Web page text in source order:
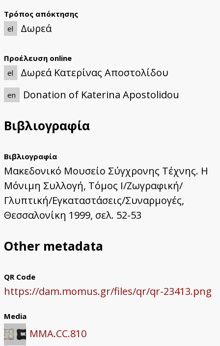
Τρόπος απόκτησης
el
Δωρεά
Προέλευση online
el
Δωρεά Κατερίνας Αποστολίδου
en Donation of Katerina Apostolidou
Βιβλιογραφία
Βιβλιογραφία
Μακεδονικό Μουσείο Σύγχρονης Τέχνης. Η
Μόνιμη Συλλογή, Τόμος Ι/Ζωγραφική/
Γλυπτική/Εγκαταστάσεις/Συναρμογές,
Θεσσαλονίκη 1999, σελ. 52-53
Other metadata
QR Code
https://dam.momus.gr/files/qr/qr-23413.png
Media
MMA.CC.810